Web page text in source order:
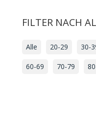
FILTER NACH
Alle 20-29 30-
60-69 70-79